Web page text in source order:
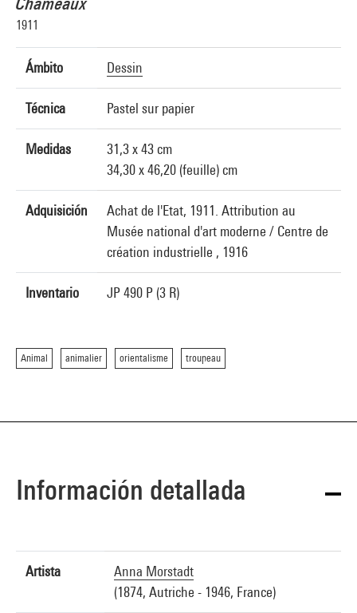
1911
Ámbito Dessin
Técnica Pastel sur papier
Medidas
31,3 x 43 cm
34,30 x 46,20 (feuille) cm
Adquisición
Achat de l'Etat, 1911. Attribution au
Musée national d'art moderne / Centre de
création industrielle , 1916
Inventario JP 490 P (3 R)
Animal animalier orientalisme troupeau
Información detallada
Artista
Anna Morstadt
(1874, Autriche - 1946, France)